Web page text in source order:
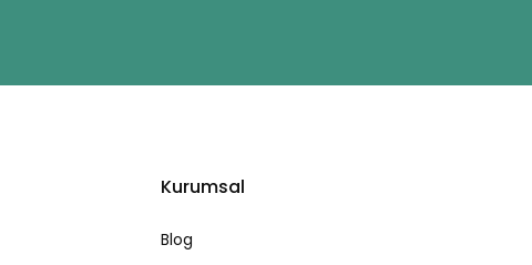
Kurumsal
Blog